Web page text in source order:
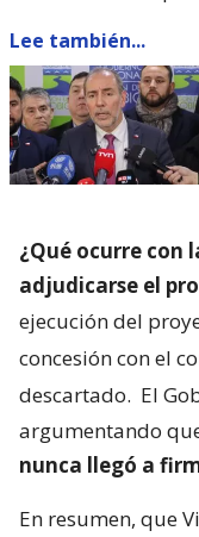
Lee también...
¿Qué ocurre con
adjudicarse el
ejecución del
concesión con el
descartado. El
argumentando
nunca llegó a
En resumen, que